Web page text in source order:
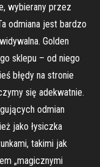
wybierany przez
odmiana jest bardzo
Golden
sklepu – od niego
błędy na stronie
się adekwatnie.
odmian
jako łysiczka
takimi jak
„magicznymi